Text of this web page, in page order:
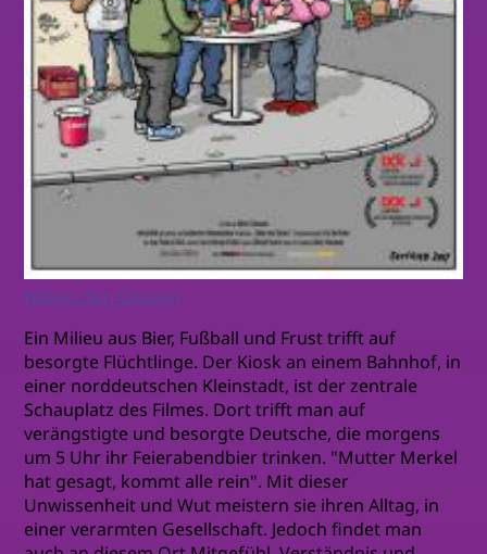
Neben den Gleisen
Ein Milieu aus Bier, Fußball und Frust trifft auf
besorgte Flüchtlinge. Der Kiosk an einem Bahnhof, in
einer norddeutschen Kleinstadt, ist der zentrale
Schauplatz des Filmes. Dort trifft man auf
verängstigte und besorgte Deutsche, die morgens
um 5 Uhr ihr Feierabendbier trinken. "Mutter Merkel
hat gesagt, kommt alle rein". Mit dieser
Unwissenheit und Wut meistern sie ihren Alltag, in
einer verarmten Gesellschaft. Jedoch findet man